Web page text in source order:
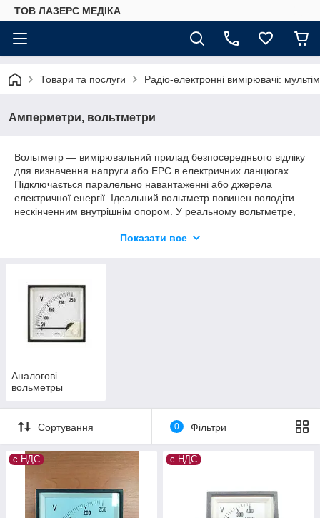
ТОВ ЛАЗЕРС МЕДІКА
Товари та послуги Радіо-електронні вимірювачі:
Амперметри, вольтметри
Вольтметр — вимірювальний прилад безпосереднього відліку
для визначення напруги або ЕРС в електричних ланцюгах.
Підключається паралельно навантаженні або джерела
електричної енергії. Ідеальний вольтметр повинен володіти
нескінченним внутрішнім опором. У реальному вольтметре,
чинити на вимірюваний об'єкт і, отже, тим вище точність і
Показати все
Аналогові
вольметры
Сортування 0 Фільтри
с НДС с НДС